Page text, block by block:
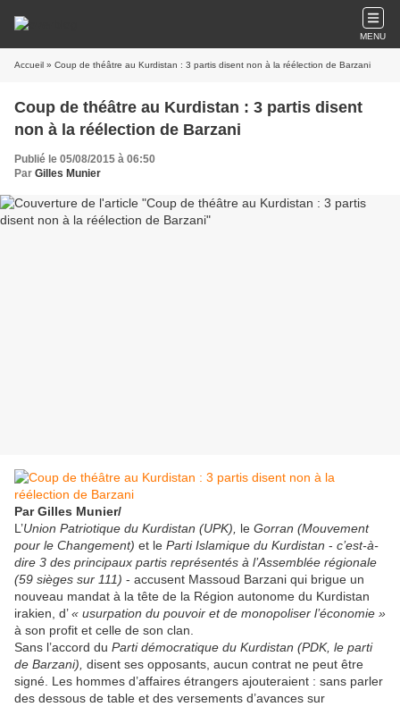
MENU
Accueil » Coup de théâtre au Kurdistan : 3 partis disent non à la réélection de Barzani
Coup de théâtre au Kurdistan : 3 partis disent
non à la réélection de Barzani
Publié le 05/08/2015 à 06:50
Par Gilles Munier
Par Gilles Munier/
L’Union Patriotique du Kurdistan (UPK), le Gorran (Mouvement
pour le Changement) et le Parti Islamique du Kurdistan - c’est-à-
dire 3 des principaux partis représentés à l’Assemblée régionale
(59 sièges sur 111) - accusent Massoud Barzani qui brigue un
nouveau mandat à la tête de la Région autonome du Kurdistan
irakien, d’« usurpation du pouvoir et de monopoliser l’économie »
à son profit et celle de son clan.
Sans l’accord du Parti démocratique du Kurdistan (PDK, le parti
de Barzani), disent ses opposants, aucun contrat ne peut être
signé. Les hommes d’affaires étrangers ajouteraient : sans parler
des dessous de table et des versements d’avances sur